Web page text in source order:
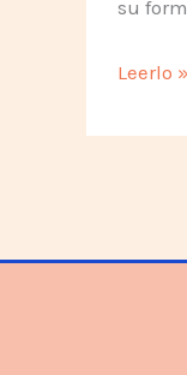
su
Leerlo »